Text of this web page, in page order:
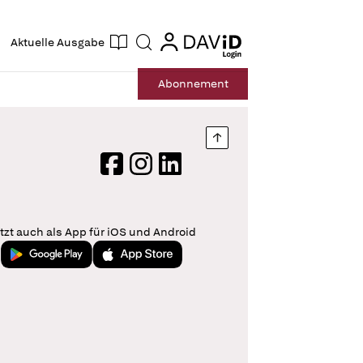
Aktuelle Ausgabe Suche login
login
Abonnement
Nach oben springen
FacebookInstagram
LinkedIn
auch als App für iOS und Android
Jetzt bei Google PlayLaden im App Store